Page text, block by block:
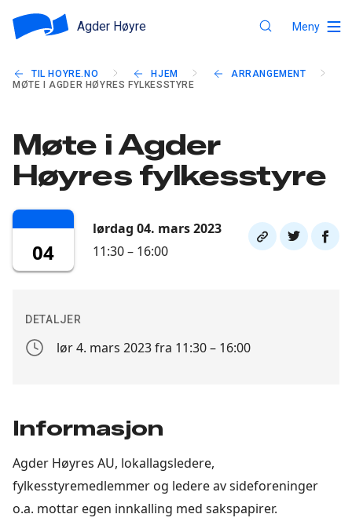
Agder Høyre Meny
TIL HOYRE.NO HJEM
ARRANGEMENT
MØTE I AGDER HØYRES FYLKESSTYRE
Møte i Agder
Høyres fylkesstyre
04
lørdag 04. mars 2023
11:30 – 16:00
Del
link
Del
på
Del
på
DETALJER
Arrangement
lør 4. mars 2023 fra 11:30 – 16:00
Informasjon
Agder Høyres AU, lokallagsledere,
fylkesstyremedlemmer og ledere av sideforeninger
o.a. mottar egen innkalling med sakspapirer.